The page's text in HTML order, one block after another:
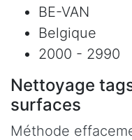
BE-VAN
Belgique
2000 - 2990
Nettoyage
surfaces
Méthode